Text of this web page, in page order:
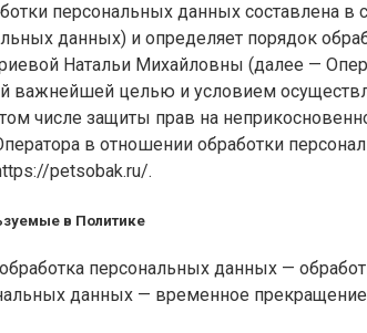
персональных данных составлена
данных) и определяет порядок
Натальи Михайловны (далее —
важнейшей целью и условием
числе защиты прав на
в отношении обработки
petsobak.ru/.
в Политике
персональных данных —
данных — временное